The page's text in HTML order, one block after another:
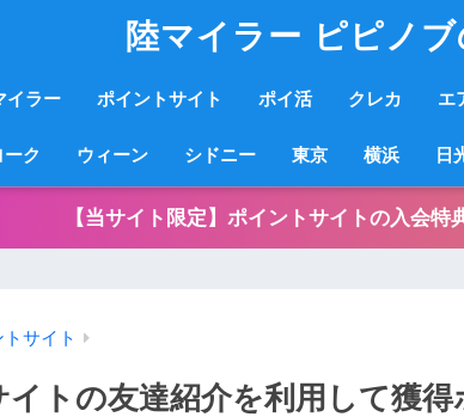
陸マイラー ピピノ
イラー ポイントサイト ポイ活 クレカ エ
ク ウィーン シドニー 東京 横浜 日
【当サイト限定】ポイントサイトの入会
サイト
トの友達紹介を利用して獲